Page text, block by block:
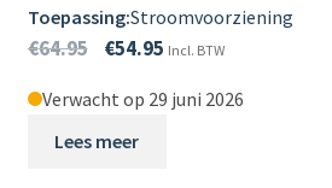
Toepassing:Stroomvoorziening
€64.95 €54.95 Incl. BTW
Verwacht op 29 juni 2026
Lees meer